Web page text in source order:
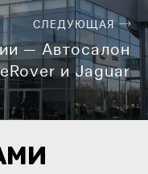
СЛЕДУЮЩАЯ
— Автосалон
и Jaguar